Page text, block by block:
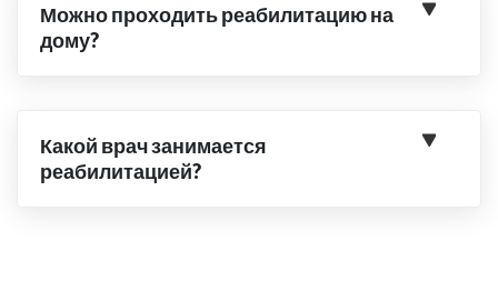
Можно проходить реабилитацию на
дому?
Какой врач занимается
реабилитацией?